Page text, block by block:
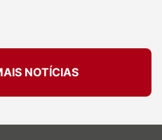
NOTÍCIAS